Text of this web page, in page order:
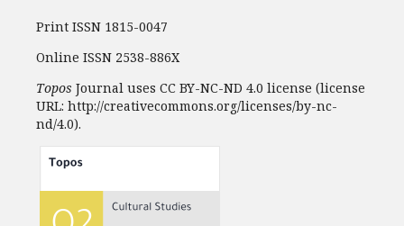
Print ISSN 1815-0047
Online ISSN 2538-886X
Topos Journal uses CC BY-NC-ND 4.0 license (license
URL: http://creativecommons.org/licenses/by-nc-
nd/4.0).